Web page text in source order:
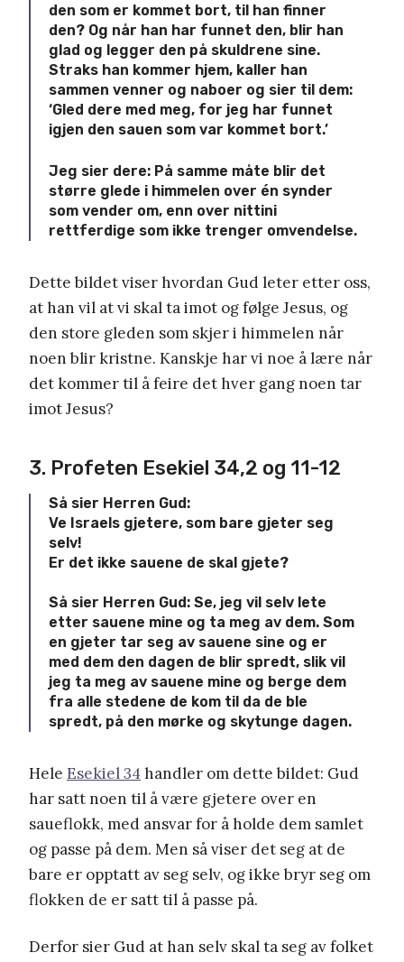
den som er kommet bort, til han finner
den? Og når han har funnet den, blir han
glad og legger den på skuldrene sine.
Straks han kommer hjem, kaller han
sammen venner og naboer og sier til dem:
‘Gled dere med meg, for jeg har funnet
igjen den sauen som var kommet bort.’
Jeg sier dere: På samme måte blir det
større glede i himmelen over én synder
som vender om, enn over nittini
rettferdige som ikke trenger omvendelse.
Dette bildet viser hvordan Gud leter etter oss,
at han vil at vi skal ta imot og følge Jesus, og
den store gleden som skjer i himmelen når
noen blir kristne. Kanskje har vi noe å lære når
det kommer til å feire det hver gang noen tar
imot Jesus?
3. Profeten Esekiel 34,2 og 11-12
Så sier Herren Gud:
Ve Israels gjetere, som bare gjeter seg
selv!
Er det ikke sauene de skal gjete?
Så sier Herren Gud: Se, jeg vil selv lete
etter sauene mine og ta meg av dem. Som
en gjeter tar seg av sauene sine og er
med dem den dagen de blir spredt, slik vil
jeg ta meg av sauene mine og berge dem
fra alle stedene de kom til da de ble
spredt, på den mørke og skytunge dagen.
Hele Esekiel 34 handler om dette bildet: Gud
har satt noen til å være gjetere over en
saueflokk, med ansvar for å holde dem samlet
og passe på dem. Men så viser det seg at de
bare er opptatt av seg selv, og ikke bryr seg om
flokken de er satt til å passe på.
Derfor sier Gud at han selv skal ta seg av folket